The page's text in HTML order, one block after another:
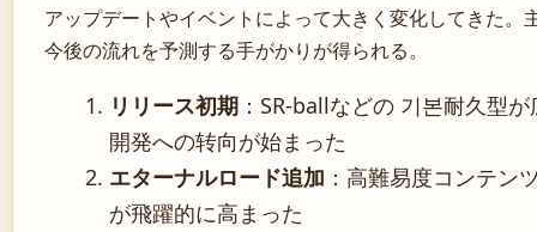
アップデートやイベントによって大きく変化してきた。
今後の流れを予測する手がかりが得られる。
リリース初期 ：SR-ballなどの 기본耐久型
開発への转向が始まった
エターナルロード追加 ：高難易度コンテン
が飛躍的に高まった